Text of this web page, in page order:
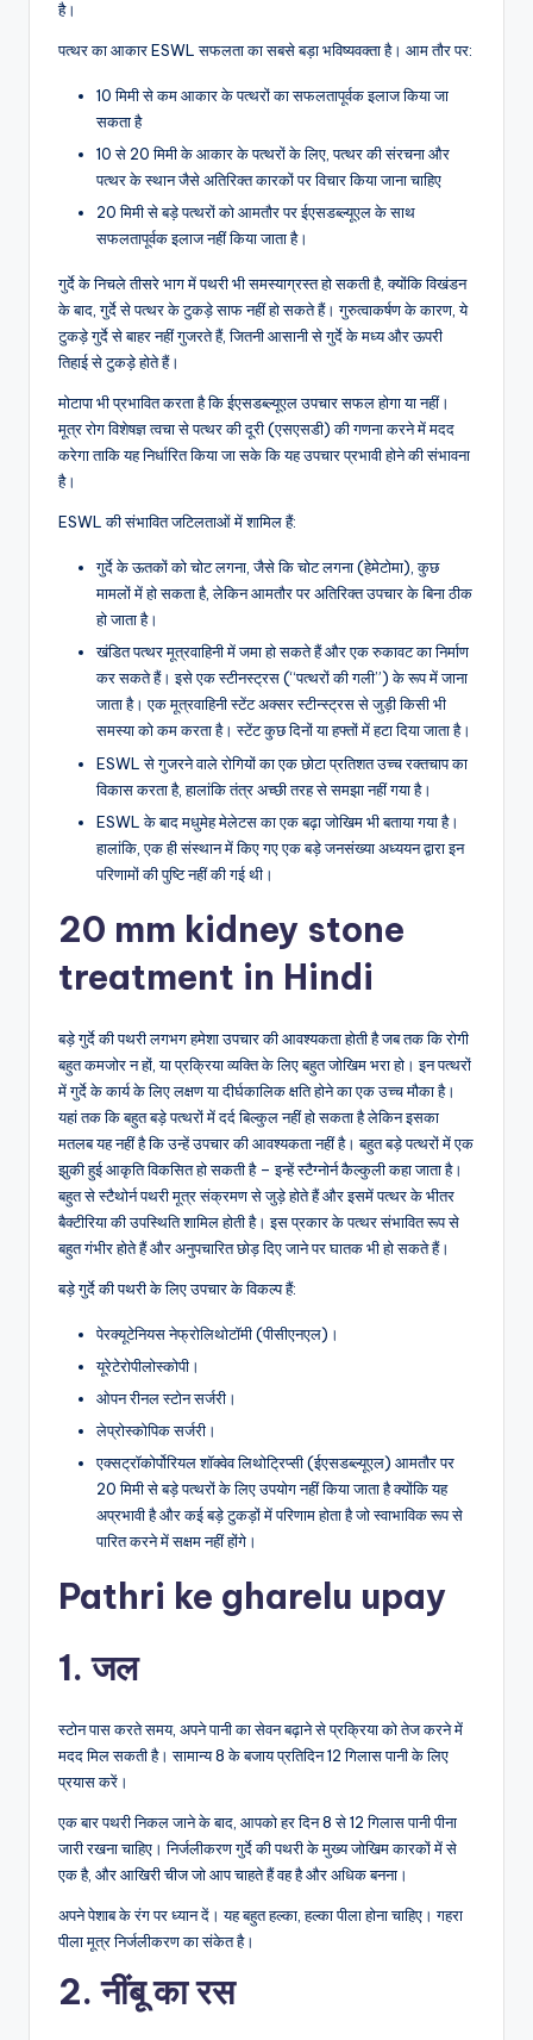
है।
पत्थर का आकार ESWL सफलता का सबसे बड़ा भविष्यवक्ता है। आम तौर पर:
10 मिमी से कम आकार के पत्थरों का सफलतापूर्वक इलाज किया जा
सकता है
10 से 20 मिमी के आकार के पत्थरों के लिए, पत्थर की संरचना और
पत्थर के स्थान जैसे अतिरिक्त कारकों पर विचार किया जाना चाहिए
20 मिमी से बड़े पत्थरों को आमतौर पर ईएसडब्ल्यूएल के साथ
सफलतापूर्वक इलाज नहीं किया जाता है।
गुर्दे के निचले तीसरे भाग में पथरी भी समस्याग्रस्त हो सकती है, क्योंकि विखंडन
के बाद, गुर्दे से पत्थर के टुकड़े साफ नहीं हो सकते हैं। गुरुत्वाकर्षण के कारण, ये
टुकड़े गुर्दे से बाहर नहीं गुजरते हैं, जितनी आसानी से गुर्दे के मध्य और ऊपरी
तिहाई से टुकड़े होते हैं।
मोटापा भी प्रभावित करता है कि ईएसडब्ल्यूएल उपचार सफल होगा या नहीं।
मूत्र रोग विशेषज्ञ त्वचा से पत्थर की दूरी (एसएसडी) की गणना करने में मदद
करेगा ताकि यह निर्धारित किया जा सके कि यह उपचार प्रभावी होने की संभावना
है।
ESWL की संभावित जटिलताओं में शामिल हैं:
गुर्दे के ऊतकों को चोट लगना, जैसे कि चोट लगना (हेमेटोमा), कुछ
मामलों में हो सकता है, लेकिन आमतौर पर अतिरिक्त उपचार के बिना ठीक
हो जाता है।
खंडित पत्थर मूत्रवाहिनी में जमा हो सकते हैं और एक रुकावट का निर्माण
कर सकते हैं। इसे एक स्टीनस्ट्रस (“पत्थरों की गली”) के रूप में जाना
जाता है। एक मूत्रवाहिनी स्टेंट अक्सर स्टीन्स्ट्रस से जुड़ी किसी भी
समस्या को कम करता है। स्टेंट कुछ दिनों या हफ्तों में हटा दिया जाता है।
ESWL से गुजरने वाले रोगियों का एक छोटा प्रतिशत उच्च रक्तचाप का
विकास करता है, हालांकि तंत्र अच्छी तरह से समझा नहीं गया है।
ESWL के बाद मधुमेह मेलेटस का एक बढ़ा जोखिम भी बताया गया है।
हालांकि, एक ही संस्थान में किए गए एक बड़े जनसंख्या अध्ययन द्वारा इन
परिणामों की पुष्टि नहीं की गई थी।
20 mm kidney stone
treatment in Hindi
बड़े गुर्दे की पथरी लगभग हमेशा उपचार की आवश्यकता होती है जब तक कि रोगी
बहुत कमजोर न हों, या प्रक्रिया व्यक्ति के लिए बहुत जोखिम भरा हो। इन पत्थरों
में गुर्दे के कार्य के लिए लक्षण या दीर्घकालिक क्षति होने का एक उच्च मौका है।
यहां तक कि बहुत बड़े पत्थरों में दर्द बिल्कुल नहीं हो सकता है लेकिन इसका
मतलब यह नहीं है कि उन्हें उपचार की आवश्यकता नहीं है। बहुत बड़े पत्थरों में एक
झुकी हुई आकृति विकसित हो सकती है – इन्हें स्टैग्नोर्न कैल्कुली कहा जाता है।
बहुत से स्टैथोर्न पथरी मूत्र संक्रमण से जुड़े होते हैं और इसमें पत्थर के भीतर
बैक्टीरिया की उपस्थिति शामिल होती है। इस प्रकार के पत्थर संभावित रूप से
बहुत गंभीर होते हैं और अनुपचारित छोड़ दिए जाने पर घातक भी हो सकते हैं।
बड़े गुर्दे की पथरी के लिए उपचार के विकल्प हैं:
पेरक्यूटेनियस नेफ्रोलिथोटॉमी (पीसीएनएल)।
यूरेटेरोपीलोस्कोपी।
ओपन रीनल स्टोन सर्जरी।
लेप्रोस्कोपिक सर्जरी।
एक्सट्रॉकोर्पोरियल शॉक्वेव लिथोट्रिप्सी (ईएसडब्ल्यूएल) आमतौर पर
20 मिमी से बड़े पत्थरों के लिए उपयोग नहीं किया जाता है क्योंकि यह
अप्रभावी है और कई बड़े टुकड़ों में परिणाम होता है जो स्वाभाविक रूप से
पारित करने में सक्षम नहीं होंगे।
Pathri ke gharelu upay
1. जल
स्टोन पास करते समय, अपने पानी का सेवन बढ़ाने से प्रक्रिया को तेज करने में
मदद मिल सकती है। सामान्य 8 के बजाय प्रतिदिन 12 गिलास पानी के लिए
प्रयास करें।
एक बार पथरी निकल जाने के बाद, आपको हर दिन 8 से 12 गिलास पानी पीना
जारी रखना चाहिए। निर्जलीकरण गुर्दे की पथरी के मुख्य जोखिम कारकों में से
एक है, और आखिरी चीज जो आप चाहते हैं वह है और अधिक बनना।
अपने पेशाब के रंग पर ध्यान दें। यह बहुत हल्का, हल्का पीला होना चाहिए। गहरा
पीला मूत्र निर्जलीकरण का संकेत है।
2. नींबू का रस